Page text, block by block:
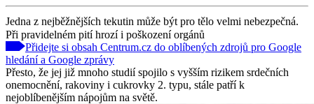
Jedna z nejběžnějších tekutin může být pro tělo velmi nebezpečná.
Při pravidelném pití hrozí i poškození orgánů
Přidejte si obsah Centrum.cz do oblíbených zdrojů pro Google
hledání a Google zprávy
Přesto, že jej již mnoho studií spojilo s vyšším rizikem srdečních
onemocnění, rakoviny i cukrovky 2. typu, stále patří k
nejoblíbenějším nápojům na světě.